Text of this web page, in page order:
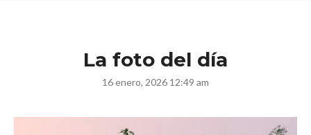
La foto del día
16 enero, 2026 12:49 am